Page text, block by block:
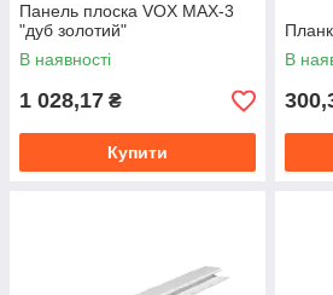
Панель плоска VOX MAX-3
"дуб золотий"
В наявності
1 028,17 ₴
Купити
В